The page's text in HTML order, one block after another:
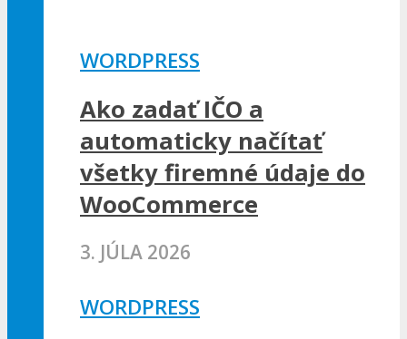
WORDPRESS
Ako zadať IČO a
automaticky načítať
všetky firemné údaje do
WooCommerce
3. JÚLA 2026
WORDPRESS